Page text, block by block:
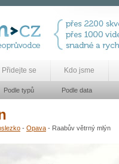
Přidejte se Kdo jsme
Podle typů Podle data
- Opava - Raabův větrný mlýn